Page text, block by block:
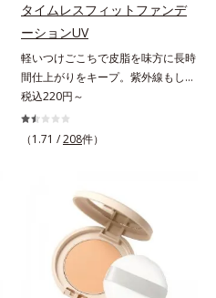
タイムレスフィットファンデ
ーションUV
軽いつけごこちで皮脂を味方に長時
間仕上がりをキープ。紫外線もしっ
かりカットするファンデーション。
皮脂を味方に軽やかな仕上がりが続
く、UVカットパウダーファンデー
キープする(*2)2種の粉体で、ヨ
レ・テカリをブロック。素肌にピタ
ッと密着する設計で、くずれにくい
サラサラ肌をキープします。さらに
くすみ補正パウダー(*3)配合で、皮
脂や汗に濡れてもくすみにくく。2
税込220円～
（1.71 /208件）